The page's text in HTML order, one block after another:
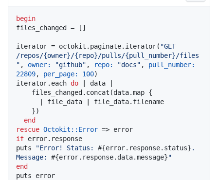
begin
files_changed = []
iterator = octokit.paginate.iterator( "GET
/repos/{owner}/{repo}/pulls/{pull_number}/files
" , owner: "github" , repo: "docs" , pull_number:
22809, per_page: 100)
iterator.each do data
file_data
| file_data.filename
end
rescue Octokit : :Error
if error.response
puts
"Error! Status: #{error.response.status} .
Message: #{error.response.data.message}"
end